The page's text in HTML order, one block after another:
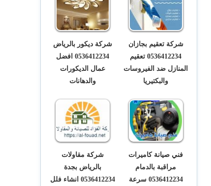
شركة تعقيم بجازان
0536412234 تعقيم
المنازل ضد الفيروسات
والبكتيريا
شركة ديكور بالرياض
0536412234 افضل
عمال الديكورات
والدهانات
فني صيانة كاميرات
مراقبة بالدمام
0536412234 سرعة
شركة مقاولات
بالرياض بجدة
0536412234 انشاء فلل